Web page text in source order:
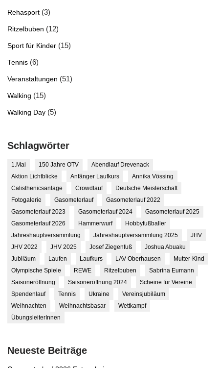
Rehasport (3)
Ritzelbuben (12)
Sport für Kinder (15)
Tennis (6)
Veranstaltungen (51)
Walking (15)
Walking Day (5)
Schlagwörter
1.Mai 150 Jahre OTV
Abendlauf Drevenack
Aktion Lichtblicke
Anfänger Laufkurs
Annika Vössing
Calisthenicsanlage
Crowdlauf
Deutsche Meisterschaft
Fotogalerie
Gasometerlauf
Gasometerlauf 2022
Gasometerlauf 2023
Gasometerlauf 2024
Gasometerlauf 2025
Gasometerlauf 2026
Hammerwurf
Hobbyfußballer
Jahreshauptversammlung
Jahreshauptversammlung 2025
JHV
JHV 2022
JHV 2025 Josef Ziegenfuß
Joshua Abuaku
Jubiläum
Laufen Laufkurs LAV Oberhausen
Mutter-Kind
Olympische Spiele
REWE Ritzelbuben
Sabrina Eumann
Saisoneröffnung
Saisoneröffnung 2024
Scheine für Vereine
Spendenlauf
Tennis Ukraine
Vereinsjubiläum
Weihnachten
Weihnachtsbasar
Wettkampf
ÜbungsleiterInnen
Neueste Beiträge